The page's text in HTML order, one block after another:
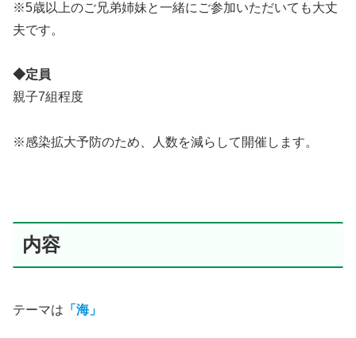
※5歳以上のご兄弟姉妹と一緒にご参加いただいても大丈
夫です。
◆定員
親子7組程度
※感染拡大予防のため、人数を減らして開催します。
内容
テーマは 「海」